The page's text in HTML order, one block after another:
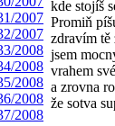
kde stojíš
Promiň
zdravím tě
jsem
vrahem
a zrovna
že sotva